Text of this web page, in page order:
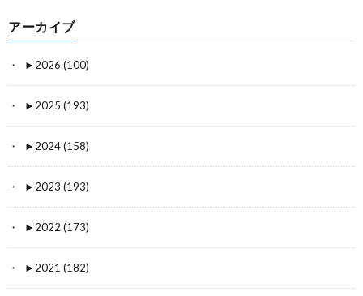
アーカイブ
► 2026 (100)
► 2025 (193)
► 2024 (158)
► 2023 (193)
► 2022 (173)
► 2021 (182)